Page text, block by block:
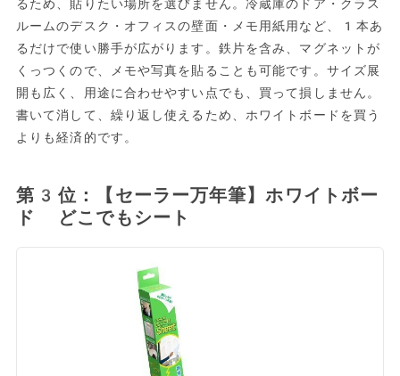
るため、貼りたい場所を選びません。冷蔵庫のドア・クラス
ルームのデスク・オフィスの壁面・メモ用紙用など、1本あ
るだけで使い勝手が広がります。鉄片を含み、マグネットが
くっつくので、メモや写真を貼ることも可能です。サイズ展
開も広く、用途に合わせやすい点でも、買って損しません。
書いて消して、繰り返し使えるため、ホワイトボードを買う
よりも経済的です。
第3位：【セーラー万年筆】ホワイトボー
ド どこでもシート